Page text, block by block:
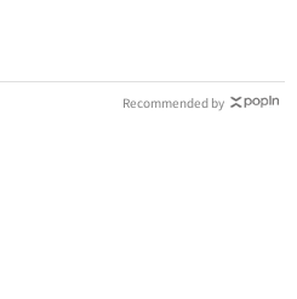
Recommended by